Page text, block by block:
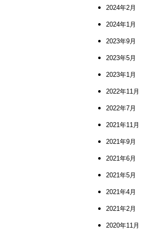
2024年2月
2024年1月
2023年9月
2023年5月
2023年1月
2022年11月
2022年7月
2021年11月
2021年9月
2021年6月
2021年5月
2021年4月
2021年2月
2020年11月